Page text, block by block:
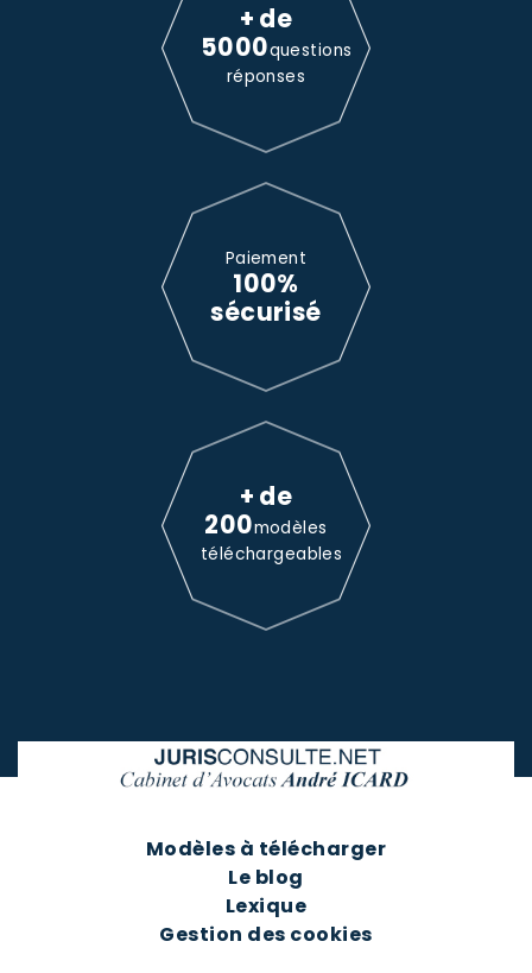
+ de
5000questions
réponses
Paiement
100%
sécurisé
+ de
200modèles
téléchargeables
Modèles à télécharger
Le blog
Lexique
Gestion des cookies